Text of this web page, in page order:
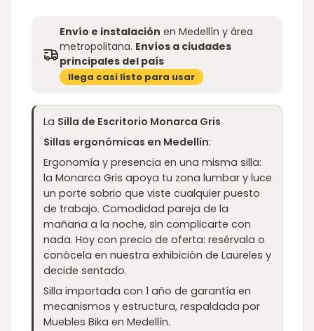
Envío e instalación en Medellín y área
metropolitana. Envíos a ciudades
principales del país
llega casi listo para usar
La Silla de Escritorio Monarca Gris
Sillas ergonómicas en Medellín:
Ergonomía y presencia en una misma silla:
la Monarca Gris apoya tu zona lumbar y luce
un porte sobrio que viste cualquier puesto
de trabajo. Comodidad pareja de la
mañana a la noche, sin complicarte con
nada. Hoy con precio de oferta: resérvala o
conócela en nuestra exhibición de Laureles y
decide sentado.
Silla importada con 1 año de garantía en
mecanismos y estructura, respaldada por
Muebles Bika en Medellín.